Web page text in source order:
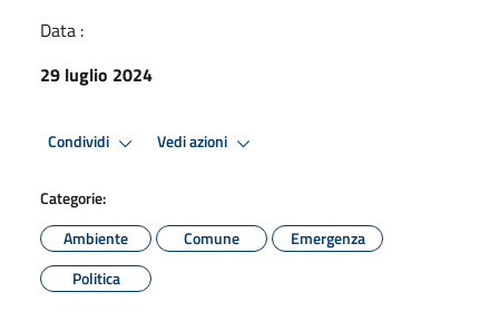
Data :
29 luglio 2024
Condividi Vedi azioni
Categorie:
Ambiente
Comune
Emergenza
Politica